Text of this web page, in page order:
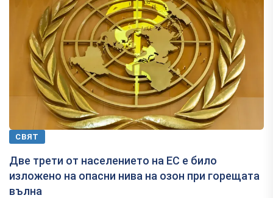
СВЯТ
Две трети от населението на ЕС е било
изложено на опасни нива на озон при горещата
вълна